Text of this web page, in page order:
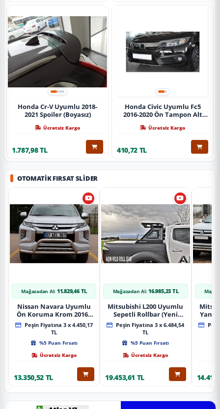
Honda Cr-V Uyumlu 2018-
2021 Spoiler (Boyasız)
Ücretsiz Kargo
1.787,98 TL
Honda Civic Uyumlu Fc5
2016-2020 Ön Tampon Alt
Ücretsiz Kargo
410,72 TL
OTOMATIK FIRSAT SLIDER
Mağazadan Al: 11.829,46 TL
Nissan Navara Uyumlu
Ön Koruma Krom 2016+
Pst14 Parça
Peşin Fiyatına 3 x 4.450,17
TL
%5 Puan Fırsatı
Ücretsiz Kargo
13.350,52 TL
Mağazadan Al: 16.985,23 TL
Mitsubishi L200 Uyumlu
Sepetli Rollbar (Yeni
Nesil Sepetli Roll Bar
Aqm-M10)
Peşin Fiyatına 3 x 6.484,54
TL
%5 Puan Fırsatı
Ücretsiz Kargo
19.453,61 TL
Yan